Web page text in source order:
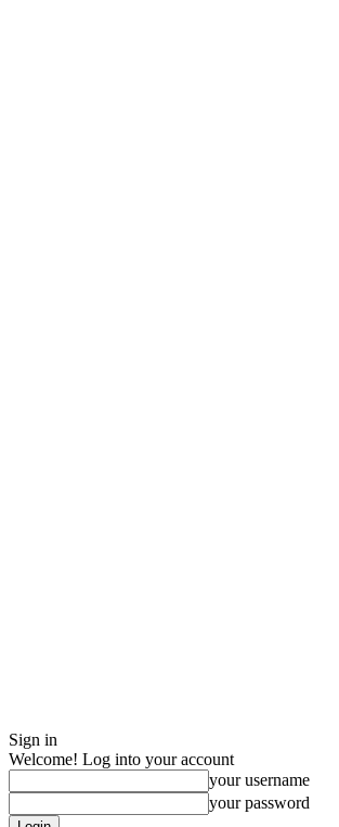
Sign in
Welcome! Log into your account
your username
your password